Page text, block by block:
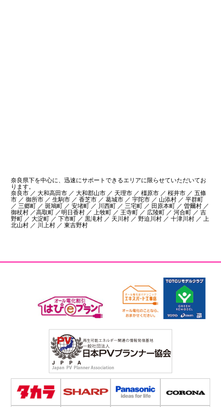
奈良県下を中心に、迅速にサポートできるエリアに限らせていただいてお
ります。
奈良市 ／ 大和高田市 ／ 大和郡山市 ／ 天理市 ／ 橿原市 ／ 桜井市 ／ 五條
市 ／ 御所市 ／ 生駒市 ／ 香芝市 ／ 葛城市 ／ 宇陀市 ／ 山添村 ／ 平群町
／ 三郷町 ／ 斑鳩町 ／ 安堵町 ／ 川西町 ／ 三宅町 ／ 田原本町 ／ 曽爾村 ／
御杖村 ／高取町 ／明日香村 ／ 上牧町 ／ 王寺町 ／ 広陵町 ／ 河合町 ／ 吉
野町 ／ 大淀町 ／ 下市町 ／ 黒滝村 ／ 天川村 ／ 野迫川村 ／ 十津川村 ／ 上
北山村 ／ 川上村 ／ 東吉野村